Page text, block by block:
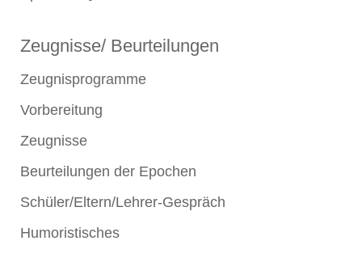
Zeugnisse/ Beurteilungen
Zeugnisprogramme
Vorbereitung
Zeugnisse
Beurteilungen der Epochen
Schüler/Eltern/Lehrer-Gespräch
Humoristisches